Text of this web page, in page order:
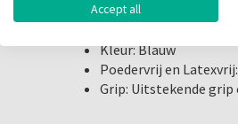
Materiaal: Zacht nitril
Kleur: Blauw
Poedervrij en
Grip: Uitstekende
Accept all